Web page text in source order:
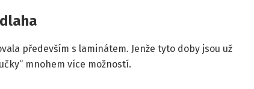
především s laminátem. Jenže tyto doby jsou už
mnohem více možností.